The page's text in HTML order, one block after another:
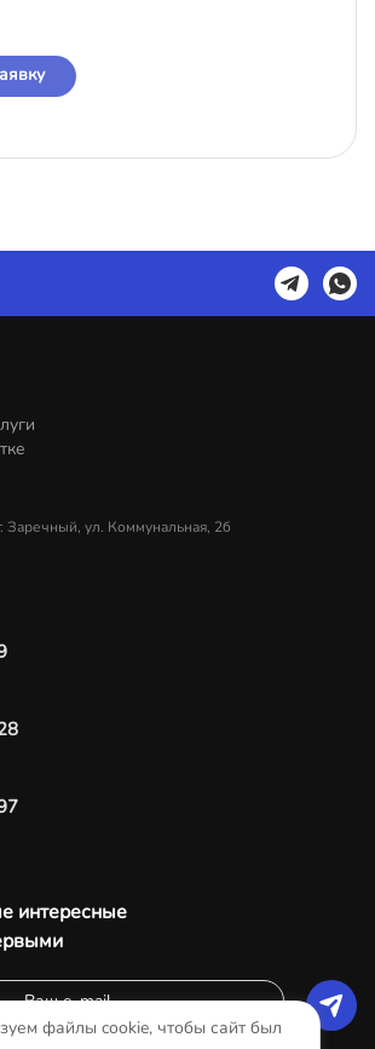
Заречный, ул. Коммунальная, 2б
интересные
файлы cookie, чтобы сайт был